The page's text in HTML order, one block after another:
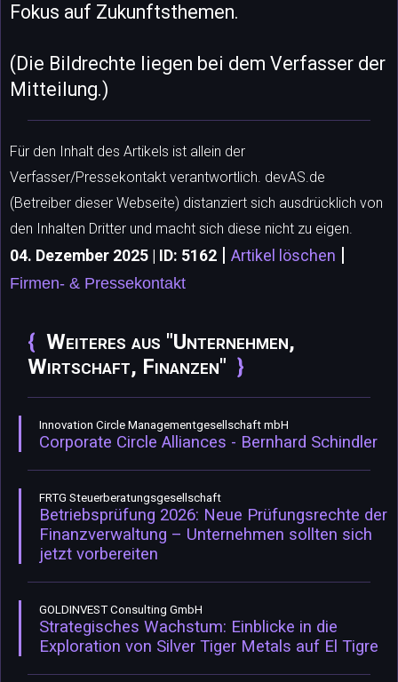
Fokus auf Zukunftsthemen.
(Die Bildrechte liegen bei dem Verfasser der
Mitteilung.)
Für den Inhalt des Artikels ist allein der
Verfasser/Pressekontakt verantwortlich. devAS.de
(Betreiber dieser Webseite) distanziert sich ausdrücklich von
den Inhalten Dritter und macht sich diese nicht zu eigen.
04. Dezember 2025 | ID: 5162 | Artikel löschen |
Firmen- & Pressekontakt
Weiteres aus "Unternehmen,
Wirtschaft, Finanzen"
Innovation Circle Managementgesellschaft mbH
Corporate Circle Alliances - Bernhard Schindler
FRTG Steuerberatungsgesellschaft
Betriebsprüfung 2026: Neue Prüfungsrechte der
Finanzverwaltung – Unternehmen sollten sich
jetzt vorbereiten
GOLDINVEST Consulting GmbH
Strategisches Wachstum: Einblicke in die
Exploration von Silver Tiger Metals auf El Tigre